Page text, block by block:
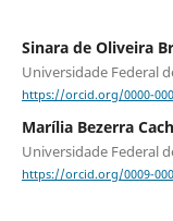
Sinara de Oliveira
Universidade Federal
https://orcid.org/0000-
Marília Bezerra
Universidade Federal
https://orcid.org/0009-